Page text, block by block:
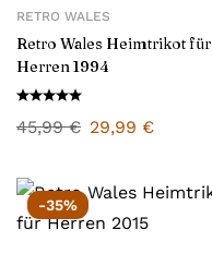
RETRO WALES
Retro Wales Heimtrikot für
Herren 1994
45,99€ 29,99 €
-35%